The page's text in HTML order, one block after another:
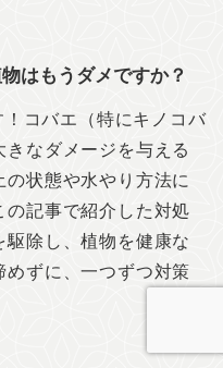
はもうダメですか？
コバエ（特にキノコバ
なダメージを与える
の状態や水やり方法に
の記事で紹介した対処
除し、植物を健康な
ずに、一つずつ対策